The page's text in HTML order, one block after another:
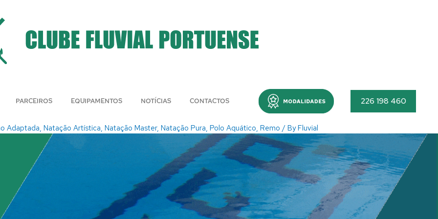
PARCEIROS EQUIPAMENTOS NOTÍCIAS CONTACTOS Menu 226 198 460
Adaptada, Natação Artística, Natação Master, Natação Pura, Polo Aquático, Remo / ByFluvial